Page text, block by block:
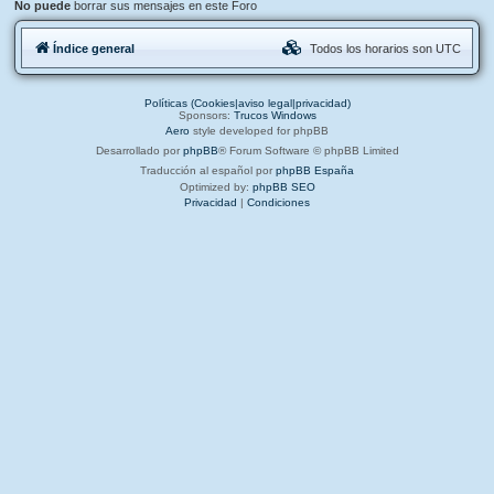
No puede borrar sus mensajes en este Foro
Índice general Todos los horarios son UTC
Políticas (Cookies|aviso legal|privacidad)
Sponsors: Trucos Windows
Aero style developed for phpBB
Desarrollado por phpBB® Forum Software © phpBB Limited
Traducción al español por phpBB España
Optimized by: phpBB SEO
Privacidad | Condiciones